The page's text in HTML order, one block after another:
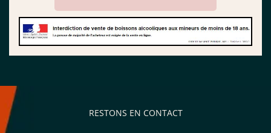
RESTONS EN CONTACT